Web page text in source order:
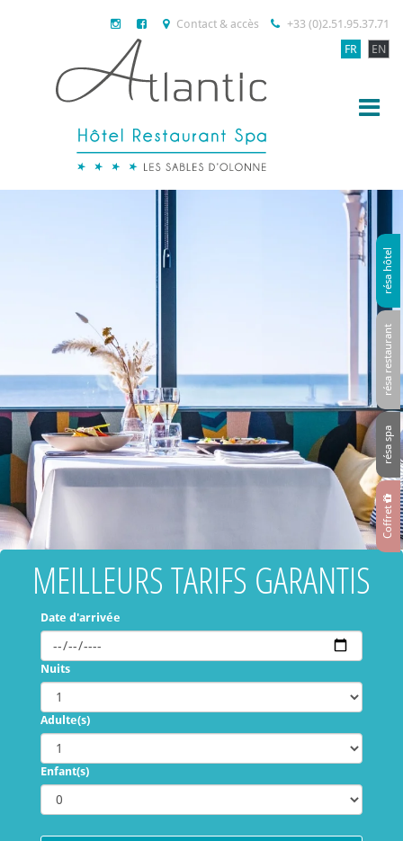
Coffret
résa spa
résa restaurant
résa hôtel
Contact & accès
+33 (0)2.51.95.37.71
FR
EN
MEILLEURS TARIFS GARANTIS
Date d'arrivée
Nuits
Adulte(s)
Enfant(s)